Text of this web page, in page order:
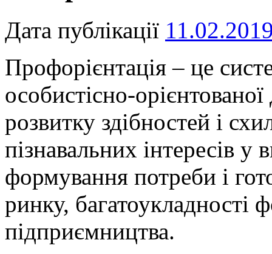
Дата публікації
Профорієнтація – це
особистісно-
розвитку здібностей і
пізнавальних інтересів у
формування потреби і
ринку, багатоукладності
підприємництва.